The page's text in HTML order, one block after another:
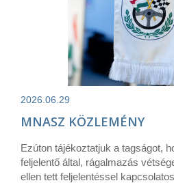
2026.06.29
MNASZ KÖZLEMÉNY
Ezúton tájékoztatjuk a tagságot,
feljelentő által, rágalmazás
ellen tett feljelentéssel